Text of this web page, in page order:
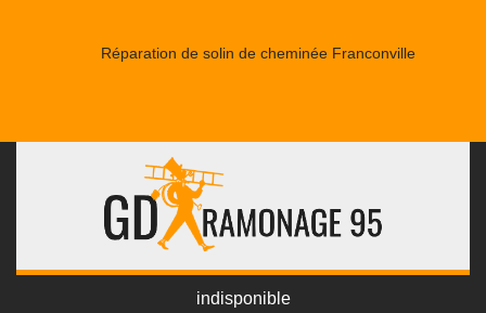
Réparation de solin de cheminée Franconville
indisponible